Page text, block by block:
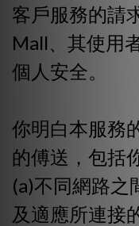
客戶服務的請
Mall、其使用
個人安全。
你明白本服務
的傅送，包括
(a)不同網路之
及適應所連接